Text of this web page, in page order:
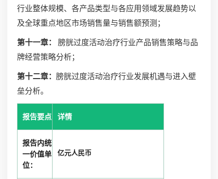
行业整体规模、各产品类型与各应用领域发展趋势以
及全球重点地区市场销售量与销售额预测；
第十一章：
膀胱过度活动治疗行业产品销售策略与品
牌经营策略分析；
第十二章： 膀胱过度活动治疗行业发展机遇与进入壁
垒分析。
报告要点 详情
报告内统
一价值单
位：
亿元人民币